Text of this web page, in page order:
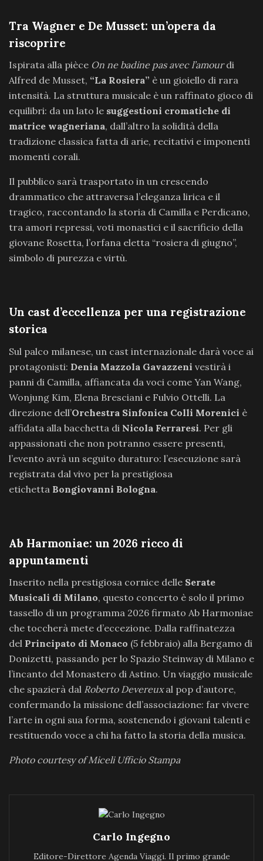
Tra Wagner e De Musset: un’opera da
riscoprire
Ispirata alla pièce On ne badine pas avec l’amourdi
Alfred de Musset, “La Rosiera” è un gioiello di rara
intensità. La struttura musicale è un raffinato gioco di
equilibri: da un lato le suggestioni cromatiche di
matrice wagneriana, dall’altro la solidità della
tradizione classica fatta di arie, recitativi e imponenti
momenti corali.
Il pubblico sarà trasportato in un crescendo
drammatico che attraversa l’eleganza lirica e il
tragico, raccontando la storia di Camilla e Perdicano,
tra amori repressi, voti monastici e il sacrificio della
giovane Rosetta, l’orfana eletta “rosiera di giugno”,
simbolo di purezza e virtù.
Un cast d’eccellenza per una registrazione
storica
Sul palco milanese, un cast internazionale darà voce ai
protagonisti: Denia Mazzola Gavazzeni vestirà i
panni di Camilla, affiancata da voci come Yan Wang,
Wonjung Kim, Elena Bresciani e Fulvio Ottelli. La
direzione dell’Orchestra Sinfonica Colli Morenici è
affidata alla bacchetta di Nicola Ferraresi. Per gli
appassionati che non potranno essere presenti,
l’evento avrà un seguito duraturo: l’esecuzione sarà
registrata dal vivo per la prestigiosa
etichetta Bongiovanni Bologna.
Ab Harmoniae: un 2026 ricco di
appuntamenti
Inserito nella prestigiosa cornice delle Serate
Musicali di Milano, questo concerto è solo il primo
tassello di un programma 2026 firmato Ab Harmoniae
che toccherà mete d’eccezione. Dalla raffinatezza
del Principato di Monaco (5 febbraio) alla Bergamo di
Donizetti, passando per lo Spazio Steinway di Milano e
l’incanto del Monastero di Astino. Un viaggio musicale
che spazierà dal Roberto Devereuxal pop d’autore,
confermando la missione dell’associazione: far vivere
l’arte in ogni sua forma, sostenendo i giovani talenti e
restituendo voce a chi ha fatto la storia della musica.
Photo courtesy of Miceli Ufficio Stampa
Carlo Ingegno
Editore-Direttore Agenda Viaggi. Il primo grande